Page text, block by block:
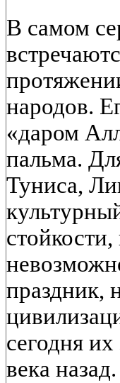
В самом
народов.
«даром
пальма.
Туниса,
праздник,
сегодня
века назад.